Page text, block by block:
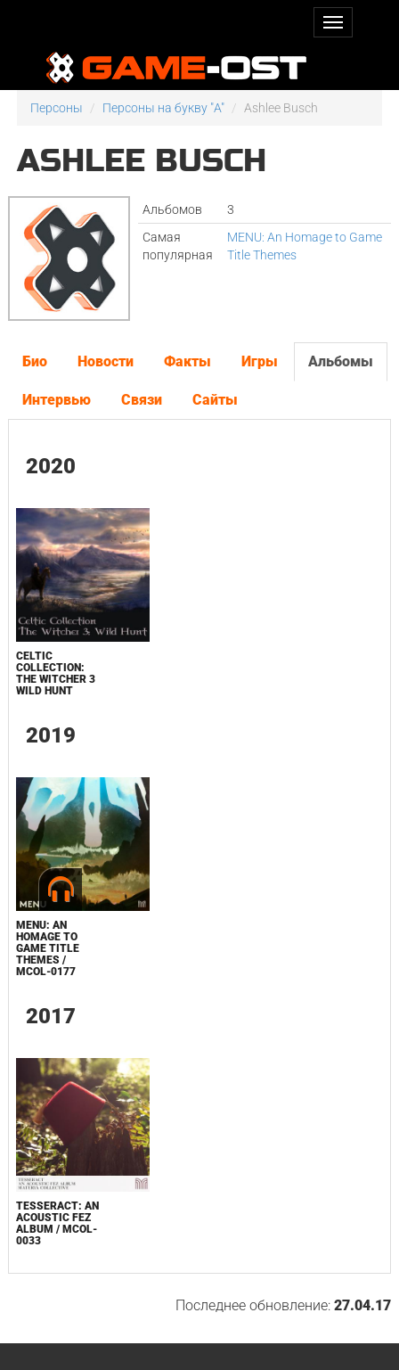
Персоны Персоны на букву "A" Ashlee Busch
ASHLEE BUSCH
Альбомов
3
Самая
популярная
MENU: An Homage to Game
Title Themes
Био Новости Факты Игры Альбомы
Интервью Связи Сайты
2020
CELTIC
COLLECTION:
THE WITCHER 3
WILD HUNT
2019
MENU: AN
HOMAGE TO
GAME TITLE
THEMES /
MCOL-0177
2017
TESSERACT: AN
ACOUSTIC FEZ
ALBUM / MCOL-
0033
Последнее обновление:27.04.17